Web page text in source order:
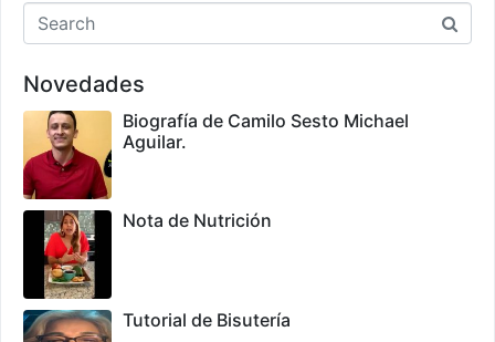
Novedades
Biografía de Camilo Sesto Michael
Aguilar.
Nota de Nutrición
Tutorial de Bisutería